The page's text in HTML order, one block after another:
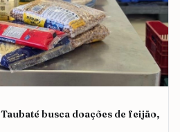
busca doações de feijão,